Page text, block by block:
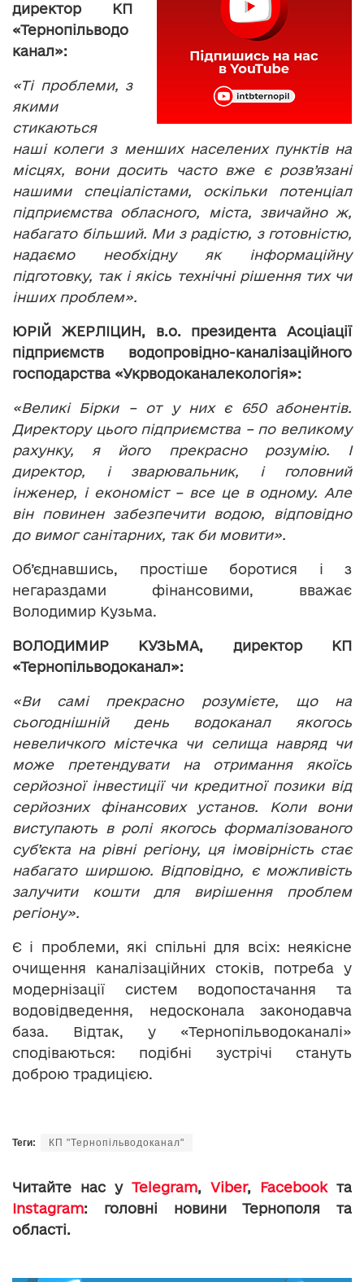
директор КП
«Тернопільводо
канал»:
«Ті проблеми, з
якими
стикаються
наші колеги з менших населених пунктів на
місцях, вони досить часто вже є розв’язані
нашими спеціалістами, оскільки потенціал
підприємства обласного, міста, звичайно ж,
набагато більший. Ми з радістю, з готовністю,
надаємо необхідну як інформаційну
підготовку, так і якісь технічні рішення тих чи
інших проблем».
ЮРІЙ ЖЕРЛІЦИН, в.о. президента Асоціації
підприємств водопровідно-каналізаційного
господарства «Укрводоканалекологія»:
«Великі Бірки – от у них є 650 абонентів.
Директору цього підприємства – по великому
рахунку, я його прекрасно розумію. І
директор, і зварювальник, і головний
інженер, і економіст – все це в одному. Але
він повинен забезпечити водою, відповідно
до вимог санітарних, так би мовити».
Об’єднавшись, простіше боротися і з
негараздами фінансовими, вважає
Володимир Кузьма.
ВОЛОДИМИР КУЗЬМА, директор КП
«Тернопільводоканал»:
«Ви самі прекрасно розумієте, що на
сьогоднішній день водоканал якогось
невеличкого містечка чи селища навряд чи
може претендувати на отримання якоїсь
серйозної інвестиції чи кредитної позики від
серйозних фінансових установ. Коли вони
виступають в ролі якогось формалізованого
суб’єкта на рівні регіону, ця імовірність стає
набагато ширшою. Відповідно, є можливість
залучити кошти для вирішення проблем
регіону».
Є і проблеми, які спільні для всіх: неякісне
очищення каналізаційних стоків, потреба у
модернізації систем водопостачання та
водовідведення, недосконала законодавча
база. Відтак, у «Тернопільводоканалі»
сподіваються: подібні зустрічі стануть
доброю традицією.
Теги: КП "Тернопільводоканал"
Читайте нас у Telegram, Viber, Facebookта
Instagram: головні новини Тернополя та
області.